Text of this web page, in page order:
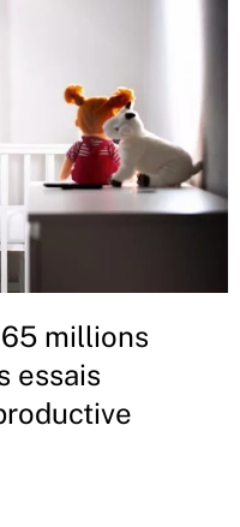
millions
essais